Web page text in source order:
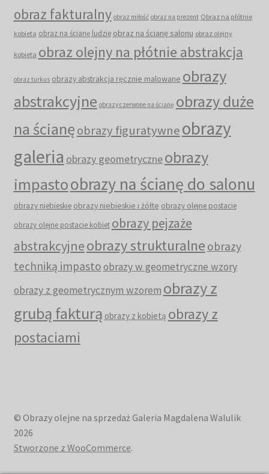
obraz fakturalny obraz miłość obraz na prezent Obraz na płótnie
kobieta obraz na ścianę ludzie obraz na ścianę salonu obraz olejny
kobieta obraz olejny na płótnie abstrakcja
obraz turkus obrazy abstrakcja ręcznie malowane obrazy
abstrakcyjne obrazy czerwone na ścianę obrazy duże
na ścianęobrazy figuratywneobrazy
galeria obrazy geometryczneobrazy
impastoobrazy na ścianę do salonu
obrazy niebieskie obrazy niebieskie i żółte obrazy olejne postacie
obrazy olejne postacie kobiet obrazy pejzaże
abstrakcyjneobrazy strukturalne obrazy
techniką impastoobrazy w geometryczne wzory
obrazy z geometrycznym wzorem obrazy z
grubą fakturą obrazy z kobietą obrazy z
postaciami
© Obrazy olejne na sprzedaż Galeria Magdalena Walulik
2026
Stworzone z WooCommerce.